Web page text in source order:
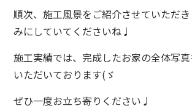
順次、施工風景をご紹介させていただ
みにしていてくださいね♩
施工実績では、完成したお家の全体写
いただいております(ゞ
ぜひ一度お立ち寄りください♩